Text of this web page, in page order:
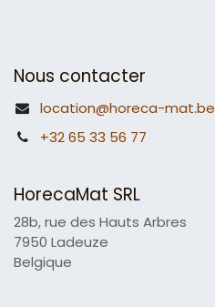
Nous contacter
location@horeca-mat.be
+32 65 33 56 77
HorecaMat SRL
28b, rue des Hauts Arbres
7950 Ladeuze
Belgique